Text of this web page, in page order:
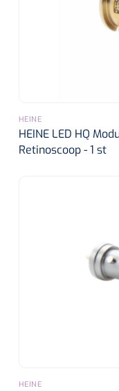
HEINE
HEINE LED HQ
Retinoscoop - 1 st
HEINE